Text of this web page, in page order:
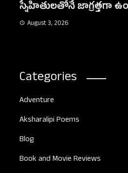
నిజమైన స్నేహం
August 3, 2026
Categories
Adventure
Aksharalipi Poems
Blog
Book and Movie Reviews